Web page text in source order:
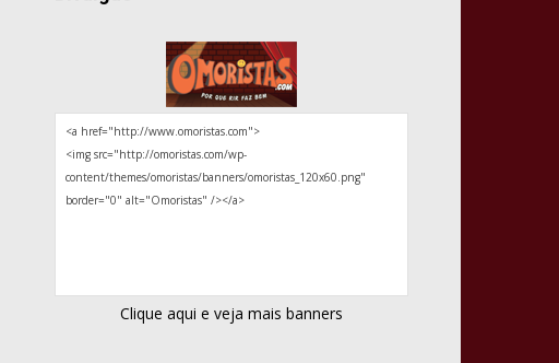
Clique aqui e veja mais banners